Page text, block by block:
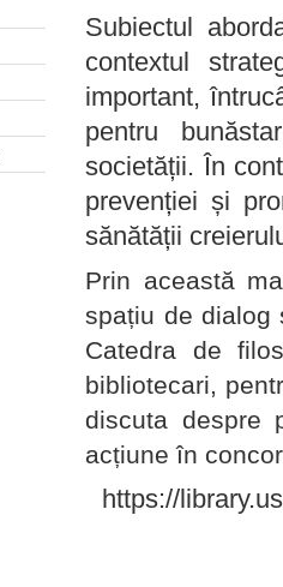
Subiectul
contextul
important,
pentru
societății. În
prevenției și
sănătății
Prin această
spațiu de dialog
Catedra de
bibliotecari,
discuta despre
acțiune în
https://